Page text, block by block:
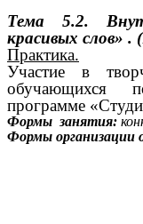
Тема 5.2.
красивых слов» .
Практика.
Участие в
обучающихся
программе
Формы занятия:
Формы организации